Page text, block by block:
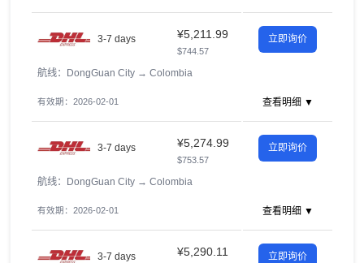
3-7 days ¥5,211.99
$744.57
立即询价
航线：DongGuan City → Colombia
有效期：2026-02-01 查看明细 ▼
3-7 days ¥5,274.99
$753.57
立即询价
航线：DongGuan City → Colombia
有效期：2026-02-01 查看明细 ▼
3-7 days ¥5,290.11 立即询价